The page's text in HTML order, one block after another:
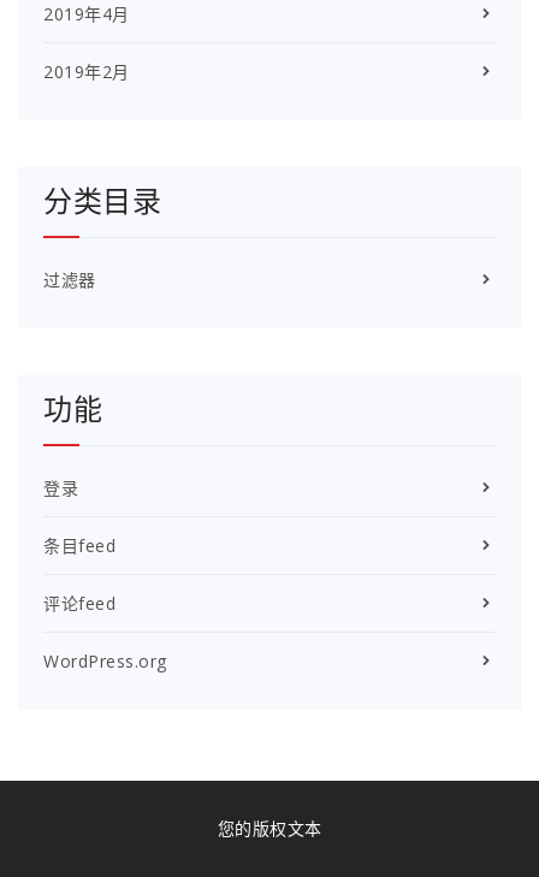
2019年4月
2019年2月
分类目录
过滤器
功能
登录
条目feed
评论feed
WordPress.org
您的版权文本